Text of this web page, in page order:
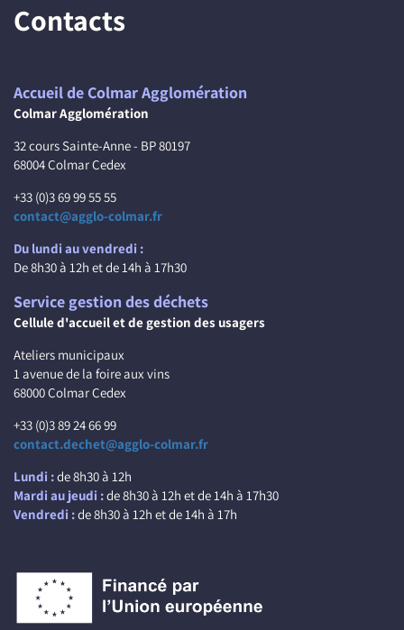
Contacts
Accueil de Colmar Agglomération
Colmar Agglomération
32 cours Sainte-Anne - BP 80197
68004 Colmar Cedex
+33 (0)3 69 99 55 55
contact@agglo-colmar.fr
Du lundi au vendredi :
De 8h30 à 12h et de 14h à 17h30
Service gestion des déchets
Cellule d'accueil et de gestion des usagers
Ateliers municipaux
1 avenue de la foire aux vins
68000 Colmar Cedex
+33 (0)3 89 24 66 99
contact.dechet@agglo-colmar.fr
Lundi :de 8h30 à 12h
Mardi au jeudi :de 8h30 à 12h et de 14h à 17h30
Vendredi :de 8h30 à 12h et de 14h à 17h